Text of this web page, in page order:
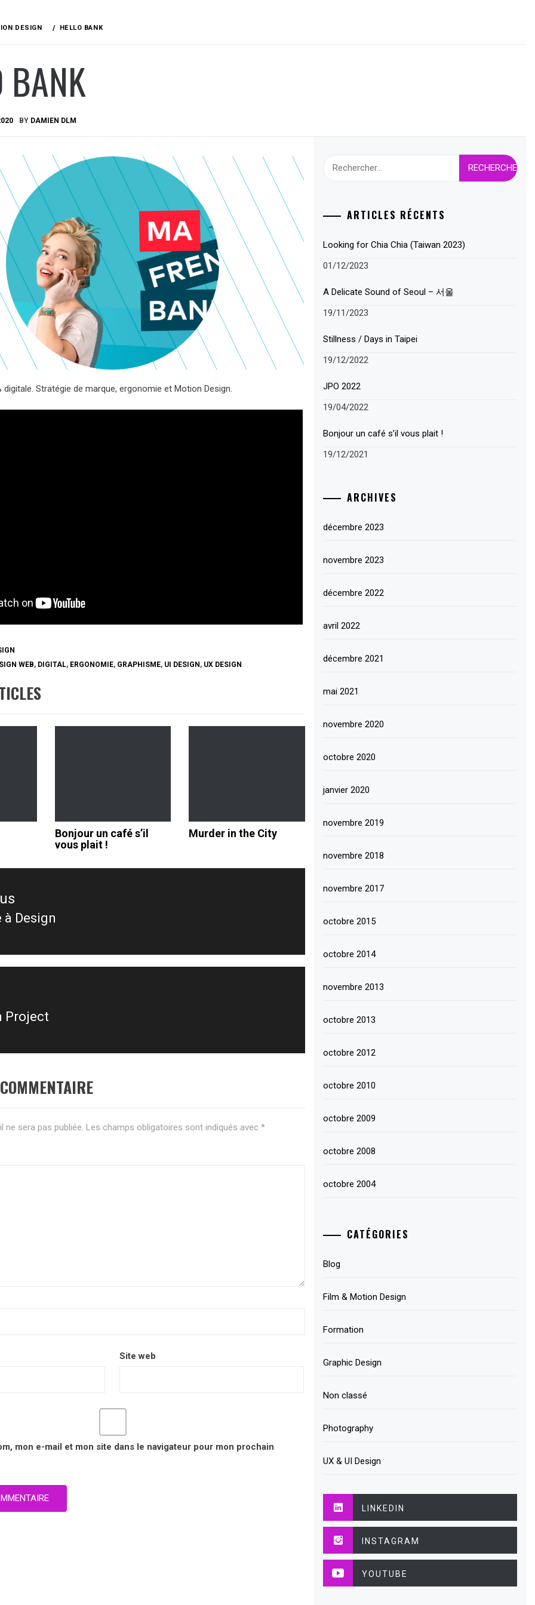
DESIGN HELLO BANK
BANK
BY DAMIEN DLM
digitale. Stratégie de marque, ergonomie et Motion Design.
WEB, DIGITAL, ERGONOMIE, GRAPHISME, UI DESIGN, UX DESIGN
Bonjour un café s’il
vous plait !
Murder in the City
à Design
Project
sera pas publiée. Les champs obligatoires sont indiqués avec *
Site web
mon e-mail et mon site dans le navigateur pour mon prochain
ARTICLES RÉCENTS
Looking for Chia Chia (Taiwan 2023)
01/12/2023
A Delicate Sound of Seoul – 서울
19/11/2023
Stillness / Days in Taipei
19/12/2022
JPO 2022
19/04/2022
Bonjour un café s’il vous plait !
19/12/2021
ARCHIVES
décembre 2023
novembre 2023
décembre 2022
avril 2022
décembre 2021
mai 2021
novembre 2020
octobre 2020
janvier 2020
novembre 2019
novembre 2018
novembre 2017
octobre 2015
octobre 2014
novembre 2013
octobre 2013
octobre 2012
octobre 2010
octobre 2009
octobre 2008
octobre 2004
CATÉGORIES
Blog
Film & Motion Design
Formation
Graphic Design
Non classé
Photography
UX & UI Design
LINKEDIN
INSTAGRAM
YOUTUBE